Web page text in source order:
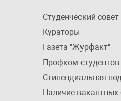
Студенческий совет
Кураторы
Газета "Журфакт"
Профком студентов
Стипендиальная
Наличие